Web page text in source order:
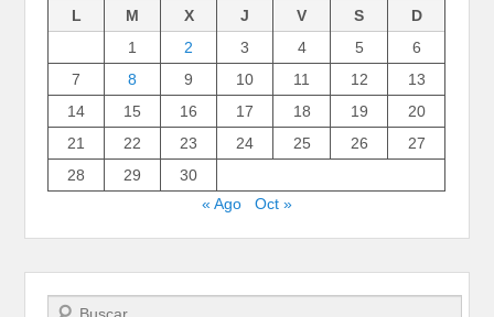
L M X J V S
D
1
2 3 4 5
6
7
8 9 10 11 12
13
14
15 16 17 18 19
20
21
22 23 24 25 26
27
28
29
30
« Ago
Oct »
Buscar